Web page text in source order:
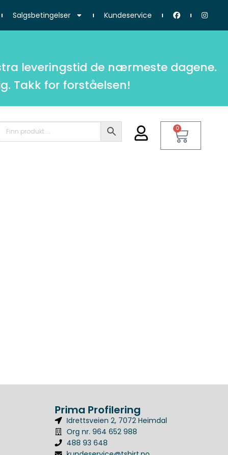
Salgsbetingelser Kundeservice
leveringstid de nærmeste dagene.
Takk for forståelsen!
0
Prima Profilering
Idrettsveien 2, 7072 Heimdal
Org nr. 964 652 988
488 93 648